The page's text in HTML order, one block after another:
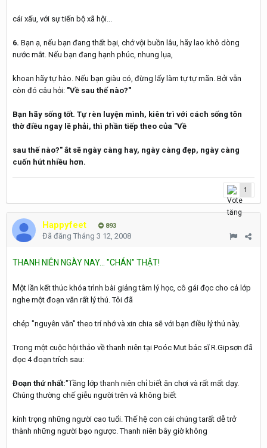
cái xấu, với sự tiến bộ xã hội...
6. Bạn ạ, nếu bạn đang thất bại, chớ vội buồn lâu, hãy lao khô dòng
nước mắt. Nếu bạn đang hạnh phúc, nhung lụa,
khoan hãy tự hào. Nếu bạn giàu có, đừng lấy làm tự tự mãn. Bởi vẫn
còn đó câu hỏi: "Về sau thế nào?"
Bạn hãy sống tốt. Tự rèn luyện mình, kiên trì với cách sống tôn
thờ điều ngay lẽ phải, thì phần tiếp theo của "Về
sau thế nào?" ắt sẽ ngày càng hay, ngày càng đẹp, ngày càng
cuốn hút nhiều hơn.
1
Happyfeet 893
Đã đăng Tháng 3 12, 2008
THANH NIÊN NGÀY NAY... "CHÁN" THẬT!
Một lần kết thúc khóa trình bài giảng tâm lý học, cô gái đọc cho cả lớp
nghe một đoạn văn rất lý thú. Tôi đã
chép "nguyên văn" theo trí nhớ và xin chia sẽ với bạn điều lý thú này.
Trong một cuộc hội thảo về thanh niên tại Poóc Mut bác sĩ R.Gipsơn đã
đọc 4 đoạn trích sau:
Đoạn thứ nhất:"Tầng lớp thanh niên chỉ biết ăn chơi và rất mất dạy.
Chúng thường chế giễu người trên và không biết
kính trọng những người cao tuổi. Thế hệ con cái chúng tarất dễ trở
thành những người bạo ngược. Thanh niên bây giờ không